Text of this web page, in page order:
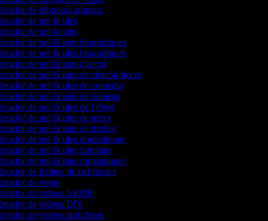
de dibuixos animats
de pel·lícules
de pel·lícules
de pel·lícules biogràfiques
de pel·lícules biogràfiques
de pel·lícules d'acció
de pel·lícules de ciència-ficció
de pel·lícules de comèdia
de pel·lícules de fantasia
de pel·lícules de l’Oest
de pel·lícules de terror
de pel·lícules de thriller
de pel·lícules dramàtiques
de pel·lícules familiars
de pel·lícules romàntiques
de tràilers de pel·lícules
de vlogs
de vídeos ASMR
de vídeos DIY
de vídeos amb fotos